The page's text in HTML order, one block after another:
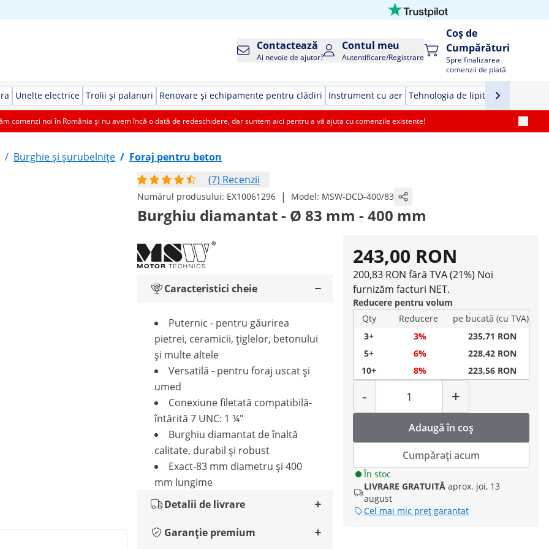
Contactează
Ai nevoie de ajutor?
Contul meu
Autentificare/Registrare
Coș de
Cumpărături
Spre finalizarea
comenzii de plată
Unelte electrice Trolii și palanuri Renovare și echipamente pentru clădiri Instrument cu aer Tehnologia de lipit Unelte de
comenzi noi în România și nu avem încă o dată de redeschidere, dar suntem aici pentru a vă ajuta cu comenzile existente!
/ Burghie și șurubelnițe / Foraj pentru beton
(7) Recenzii
Numărul produsului: EX10061296 | Model: MSW-DCD-400/83
Burghiu diamantat - Ø 83 mm - 400 mm
243,00 RON
200,83 RON fără TVA (21%) Noi
furnizăm facturi NET.
Reducere pentru volum
Qty
Reducere
pe bucată (cu TVA)
3+
3%
235,71 RON
5+
6%
228,42 RON
10+
8% 223,56 RON
-
Cantitate
+
Adaugă în coș
Cumpărați acum
În stoc
LIVRARE GRATUITĂ aprox. joi, 13
august
Cel mai mic preț garantat
Caracteristici cheie
Puternic - pentru găurirea
pietrei, ceramicii, țiglelor, betonului
și multe altele
Versatilă - pentru foraj uscat și
umed
Conexiune filetată compatibilă-
întărită 7 UNC: 1 ¼"
Burghiu diamantat de înaltă
calitate, durabil și robust
Exact-83 mm diametru și 400
mm lungime
Detalii de livrare
Garanție premium